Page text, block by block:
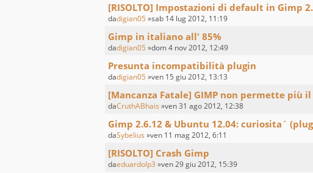
[RISOLTO] Impostazioni di default in Gimp
dadigian05 »sab 14 lug 2012, 11:19
Gimp in italiano all' 85%
dadigian05 »dom 4 nov 2012, 12:49
Presunta incompatibilità plugin
dadigian05 »ven 15 giu 2012, 13:13
[Mancanza Fatale] GIMP non permette più
daCruthABhais »ven 31 ago 2012, 12:38
Gimp 2.6.12 & Ubuntu 12.04: curiosita`
daSybelius »ven 11 mag 2012, 6:11
[RISOLTO] Crash Gimp
daeduardolp3 »ven 29 giu 2012, 15:39